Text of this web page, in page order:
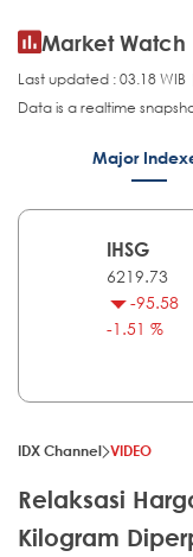
Market Watch
Last updated : 03.18
Data is a realtime
Major
IHSG
6219.73
-95.58
-1.51 %
IDX Channel VIDEO
Relaksasi
Kilogram